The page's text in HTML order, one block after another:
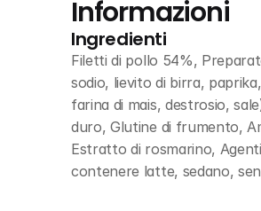
Informazioni
Ingredienti
Filetti di pollo 54%,
sodio, lievito di birra,
farina di mais, destrosio,
duro, Glutine di frumento,
Estratto di rosmarino,
contenere latte, sedano,